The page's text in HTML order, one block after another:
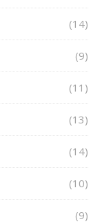
(14)
(9)
(11)
(13)
(14)
(10)
(9)